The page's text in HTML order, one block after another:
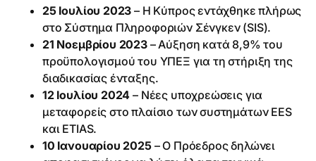
25 Ιουλίου 2023 – Η Κύπρος εντάχθηκε πλήρως
στο Σύστημα Πληροφοριών Σένγκεν (SIS).
21 Νοεμβρίου 2023– Αύξηση κατά 8,9% του
προϋπολογισμού του ΥΠΕΞ για τη στήριξη της
διαδικασίας ένταξης.
12 Ιουλίου 2024 – Νέες υποχρεώσεις για
μεταφορείς στο πλαίσιο των συστημάτων EES
και ETIAS.
10 Ιανουαρίου 2025– Ο Πρόεδρος δηλώνει